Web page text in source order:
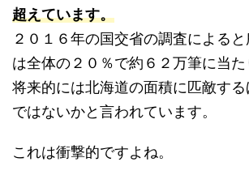
超えています。
２０１６年の国交省の調査による
は全体の２０％で約６２万筆に当た
将来的には北海道の面積に匹敵す
ではないかと言われています。
これは衝撃的ですよね。